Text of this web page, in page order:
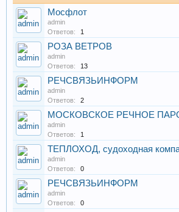
Мосфлот
admin
Ответов:
1
РОЗА ВЕТРОВ
admin
Ответов:
13
РЕЧСВЯЗЬИНФОРМ
admin
Ответов:
2
МОСКОВСКОЕ РЕЧНОЕ
admin
Ответов:
1
ТЕПЛОХОД, судоходная
admin
Ответов:
0
РЕЧСВЯЗЬИНФОРМ
admin
Ответов:
0